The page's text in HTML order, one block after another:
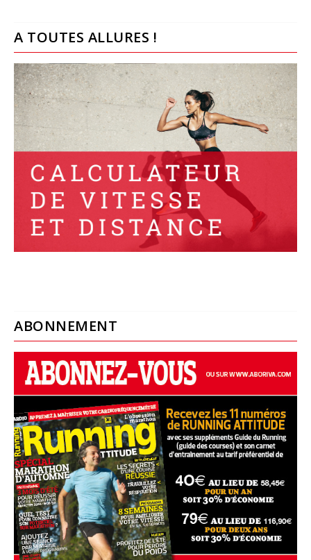
A TOUTES ALLURES !
ABONNEMENT